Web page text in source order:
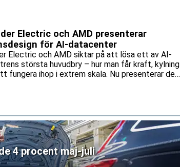
Electric och AMD presenterar
för AI-datacenter
Electric och AMD siktar på att lösa ett av AI-
största huvudbry – hur man får kraft, kylning
fungera ihop i extrem skala. Nu presenterar de
4 procent maj-juli